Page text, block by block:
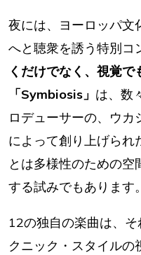
夜には、ヨーロッパ文
へと聴衆を誘う特別コ
くだけでなく、視覚で
「Symbiosis」 は、数
ロデューサーの、ウカ
によって創り上げられ
とは多様性のための
する試みでもあります。
12の独自の楽曲は、
クニック・スタイルの